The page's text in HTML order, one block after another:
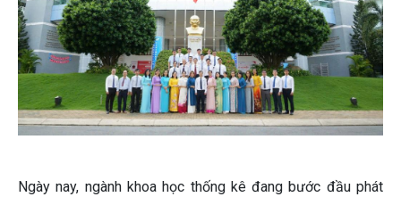
Ngày nay, ngành khoa học thống kê đang bước đầu phát